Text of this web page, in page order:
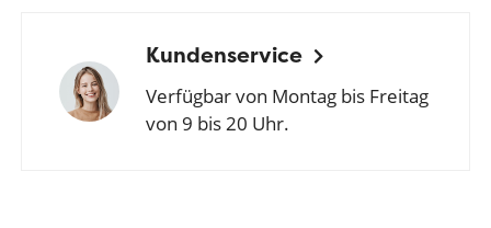
Kundenservice
Verfügbar von Montag bis Freitag
von 9 bis 20 Uhr.